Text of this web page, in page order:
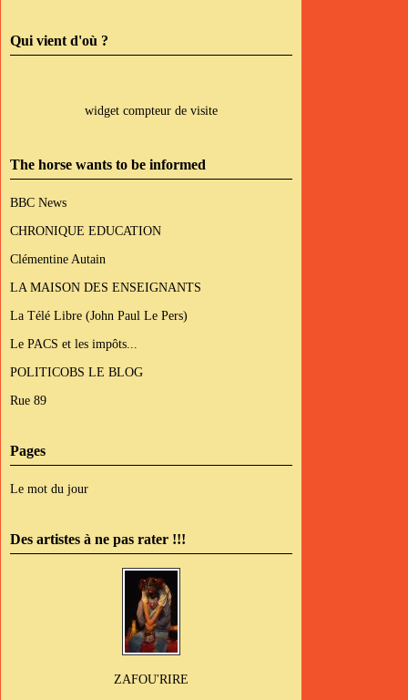
Qui vient d'où ?
widget compteur de visite
The horse wants to be informed
BBC News
CHRONIQUE EDUCATION
Clémentine Autain
LA MAISON DES ENSEIGNANTS
La Télé Libre (John Paul Le Pers)
Le PACS et les impôts...
POLITICOBS LE BLOG
Rue 89
Pages
Le mot du jour
Des artistes à ne pas rater !!!
ZAFOU'RIRE